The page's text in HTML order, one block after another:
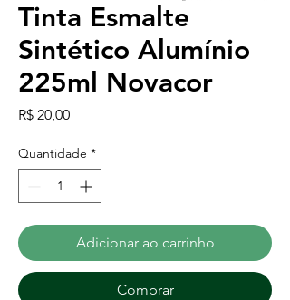
Tinta Esmalte
Sintético Alumínio
225ml Novacor
R$ 20,00Preço
Quantidade *
Adicionar ao carrinho
Comprar